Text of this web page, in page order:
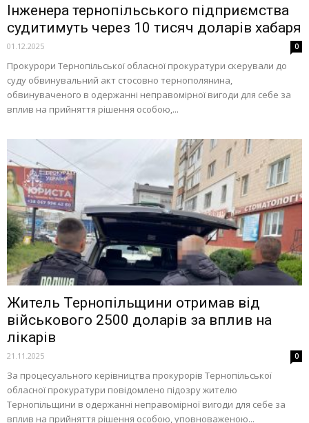
Інженера тернопільського підприємства
судитимуть через 10 тисяч доларів хабаря
01.12.2025 0
Прокурори Тернопільської обласної прокуратури скерували до
суду обвинувальний акт стосовно тернополянина,
обвинуваченого в одержанні неправомірної вигоди для себе за
вплив на прийняття рішення особою,...
Житель Тернопільщини отримав від
військового 2500 доларів за вплив на
лікарів
21.11.2025 0
За процесуального керівництва прокурорів Тернопільської
обласної прокуратури повідомлено підозру жителю
Тернопільщини в одержанні неправомірної вигоди для себе за
вплив на прийняття рішення особою, уповноваженою...